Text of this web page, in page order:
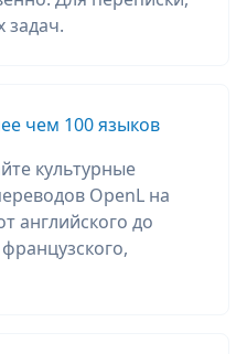
задач.
чем 100 языков
культурные
OpenL на
английского до